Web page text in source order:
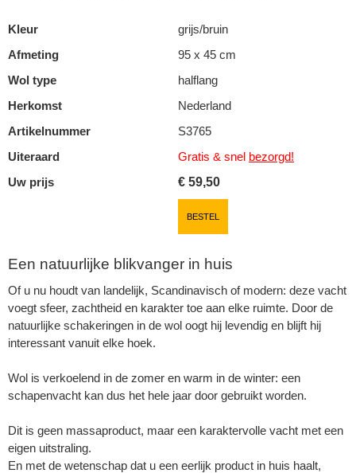
Kleur
grijs/bruin
Afmeting
95 x 45 cm
Wol type
halflang
Herkomst
Nederland
Artikelnummer
S3765
Uiteraard
Gratis & snel bezorgd!
Uw prijs
€ 59,50
BESTEL
Een natuurlijke blikvanger in huis
Of u nu houdt van landelijk, Scandinavisch of modern: deze vacht
voegt sfeer, zachtheid en karakter toe aan elke ruimte. Door de
natuurlijke schakeringen in de wol oogt hij levendig en blijft hij
interessant vanuit elke hoek.
Wol is verkoelend in de zomer en warm in de winter: een
schapenvacht kan dus het hele jaar door gebruikt worden.
Dit is geen massaproduct, maar een karaktervolle vacht met een
eigen uitstraling.
En met de wetenschap dat u een eerlijk product in huis haalt,